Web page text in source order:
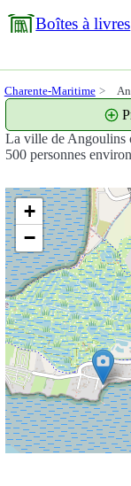
Boîtes à livres
Charente-Maritime
La ville de Angoulins
500 personnes
+
−